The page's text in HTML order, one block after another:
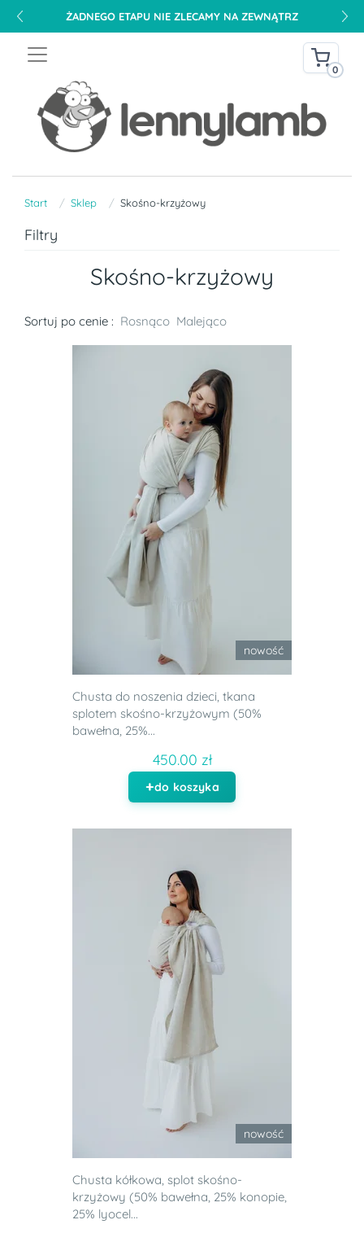
0
Start Sklep Skośno-krzyżowy
Filtry
Skośno-krzyżowy
Sortuj po cenie : Rosnąco Malejąco
nowość
Chusta do noszenia dzieci, tkana
splotem skośno-krzyżowym (50%
bawełna, 25%...
450.00 zł
do koszyka
nowość
Chusta kółkowa, splot skośno-
krzyżowy (50% bawełna, 25% konopie,
25% lyocel...